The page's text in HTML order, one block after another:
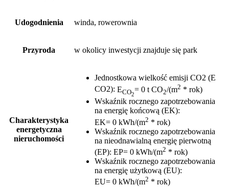
Udogodnienia winda, rowerownia
Przyroda w okolicy inwestycji znajduje się park
Charakterystyka
energetyczna
nieruchomości
Jednostkowa wielkość emisji CO2 (E
CO2): ECO2
= 0 t CO2/(m2 * rok)
Wskaźnik rocznego zapotrzebowania
na energię końcową (EK):
EK= 0 kWh/(m2 * rok)
Wskaźnik rocznego zapotrzebowania
na nieodnawialną energię pierwotną
(EP): EP= 0 kWh/(m2 * rok)
Wskaźnik rocznego zapotrzebowania
na energię użytkową (EU):
EU= 0 kWh/(m2 * rok)